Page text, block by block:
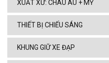
XUẤT XỨ: CHÂU ÂU + MỸ
THIẾT BỊ CHIẾU SÁNG
KHUNG GIỮ XE ĐẠP